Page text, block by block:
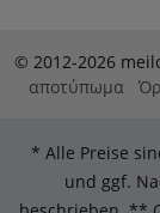
© 2012-2026
αποτύπωμα
* Alle Preise
und ggf.